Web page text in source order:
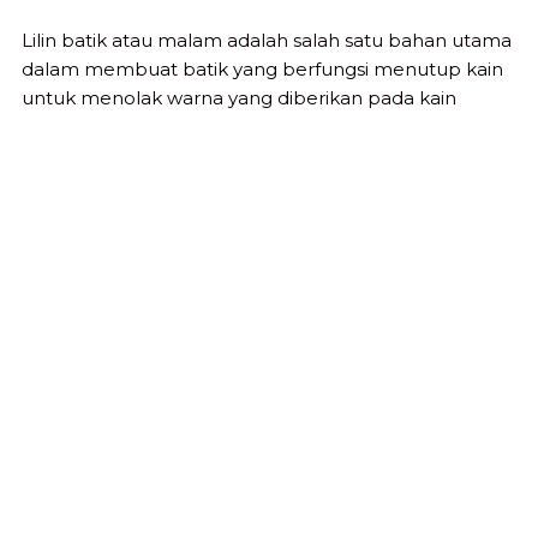
Lilin batik atau malam adalah salah satu bahan utama
dalam membuat batik yang berfungsi menutup kain
untuk menolak warna yang diberikan pada kain